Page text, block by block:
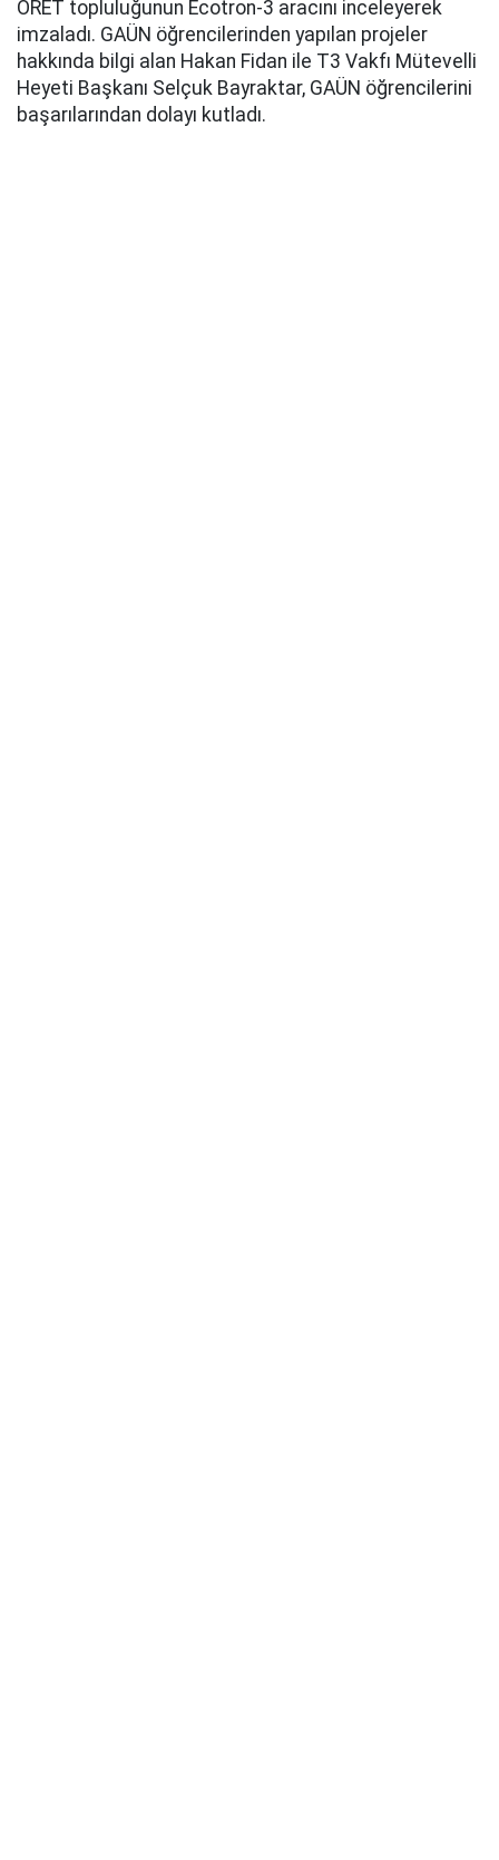
ORET topluluğunun Ecotron-3 aracını inceleyerek
imzaladı. GAÜN öğrencilerinden yapılan projeler
hakkında bilgi alan Hakan Fidan ile T3 Vakfı Mütevelli
Heyeti Başkanı Selçuk Bayraktar, GAÜN öğrencilerini
başarılarından dolayı kutladı.